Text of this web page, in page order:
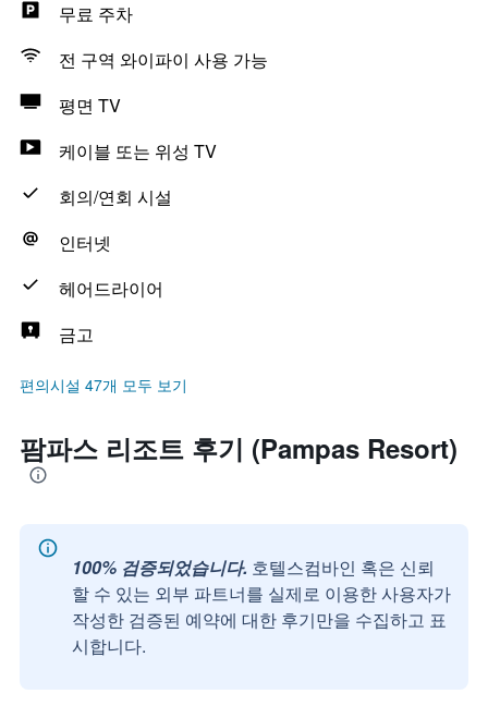
무료 주차
전 구역 와이파이 사용 가능
평면 TV
케이블 또는 위성 TV
회의/연회 시설
인터넷
헤어드라이어
금고
편의시설 47개 모두 보기
팜파스 리조트 후기 (Pampas Resort)
100% 검증되었습니다. 호텔스컴바인 혹은 신뢰
할 수 있는 외부 파트너를 실제로 이용한 사용자가
작성한 검증된 예약에 대한 후기만을 수집하고 표
시합니다.